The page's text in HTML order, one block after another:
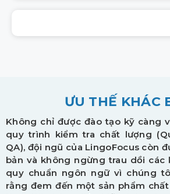
ƯU THẾ KHÁC
Không chỉ được đào tạo kỹ càng
quy trình kiểm tra chất lượng
QA), đội ngũ của LingoFocus còn
bản và không ngừng trau dồi các
quy chuẩn ngôn ngữ vì chúng
rằng đem đến một sản phẩm